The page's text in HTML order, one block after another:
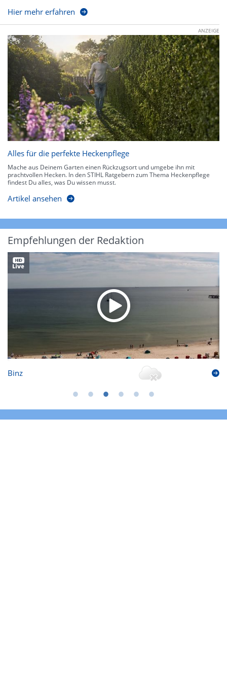
Hier mehr erfahren
ANZEIGE
Alles für die perfekte Heckenpflege
Mache aus Deinem Garten einen Rückzugsort und umgebe ihn mit
prachtvollen Hecken. In den STIHL Ratgebern zum Thema Heckenpflege
findest Du alles, was Du wissen musst.
Artikel ansehen
Empfehlungen der Redaktion
Binz